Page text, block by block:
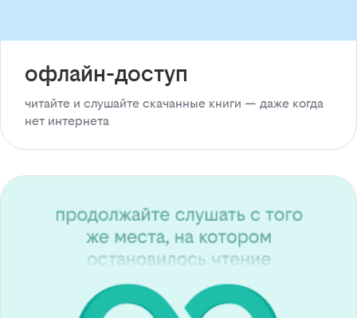
офлайн-доступ
читайте и слушайте скачанные книги — даже когда
нет интернета